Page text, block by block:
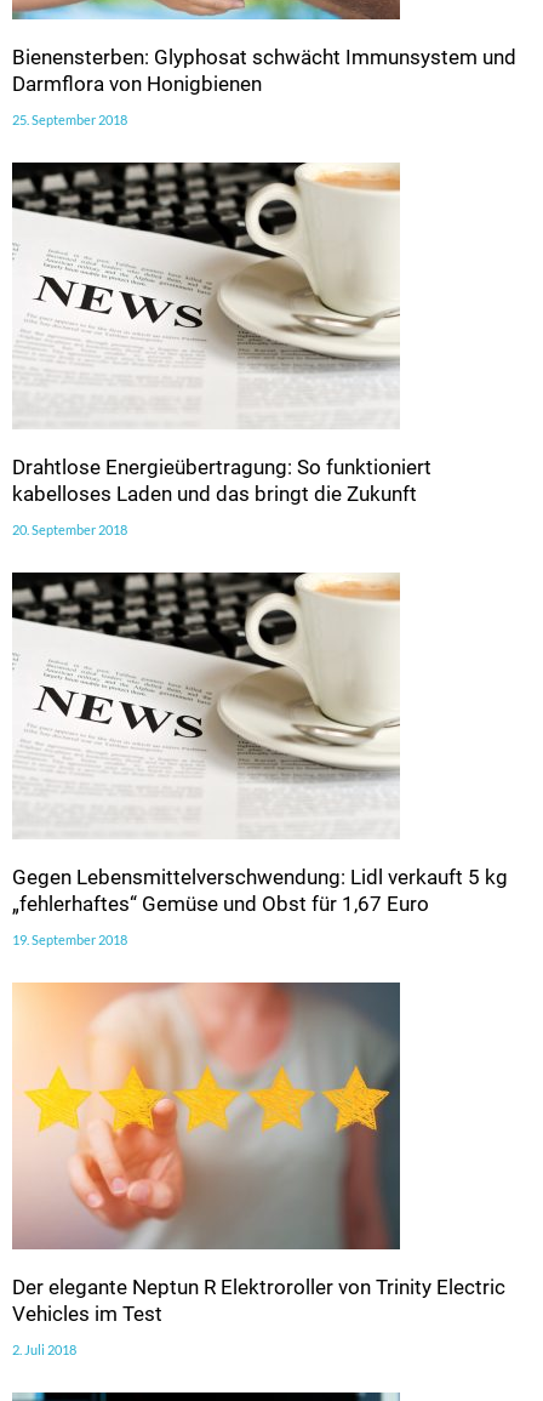
Bienensterben: Glyphosat schwächt Immunsystem und
Darmflora von Honigbienen
25. September 2018
Drahtlose Energieübertragung: So funktioniert
kabelloses Laden und das bringt die Zukunft
20. September 2018
Gegen Lebensmittelverschwendung: Lidl verkauft 5 kg
„fehlerhaftes“ Gemüse und Obst für 1,67 Euro
19. September 2018
Der elegante Neptun R Elektroroller von Trinity Electric
Vehicles im Test
2. Juli 2018